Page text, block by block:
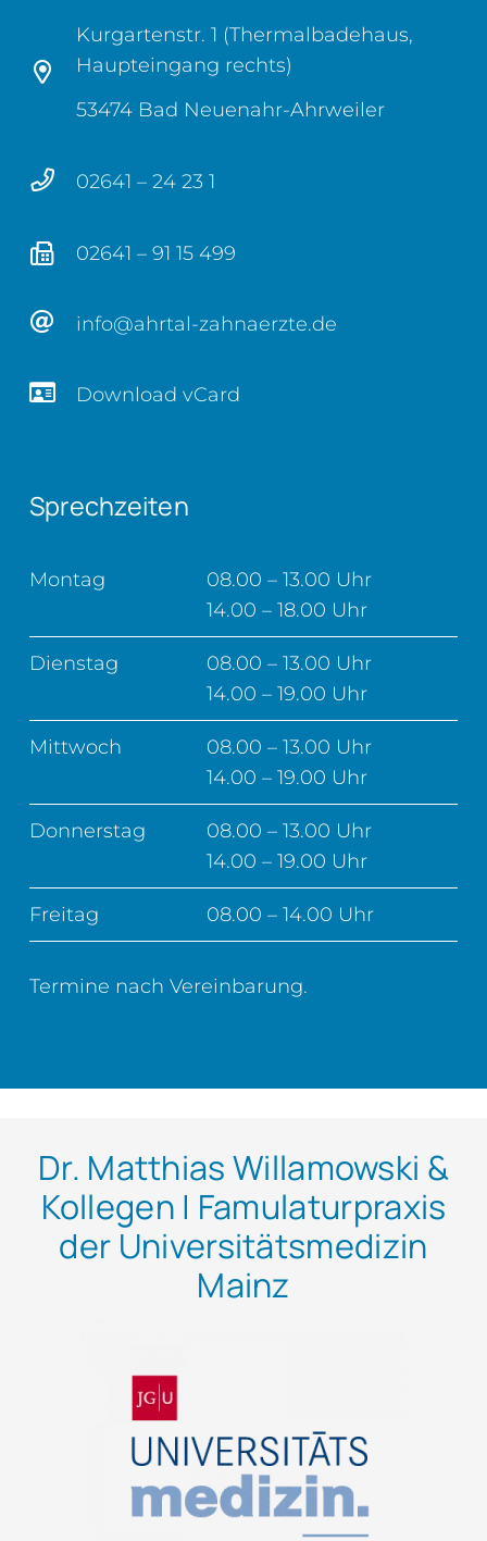
Kurgartenstr. 1 (Thermalbadehaus,
Haupteingang rechts)
53474 Bad Neuenahr-Ahrweiler
02641 – 24 23 1
02641 – 91 15 499
info@ahrtal-zahnaerzte.de
Download vCard
Sprechzeiten
Montag
08.00 – 13.00 Uhr
14.00 – 18.00 Uhr
Dienstag
08.00 – 13.00 Uhr
14.00 – 19.00 Uhr
Mittwoch
08.00 – 13.00 Uhr
14.00 – 19.00 Uhr
Donnerstag
08.00 – 13.00 Uhr
14.00 – 19.00 Uhr
Freitag 08.00 – 14.00 Uhr
Termine nach Vereinbarung.
Dr. Matthias Willamowski &
Kollegen | Famulaturpraxis
der Universitätsmedizin
Mainz